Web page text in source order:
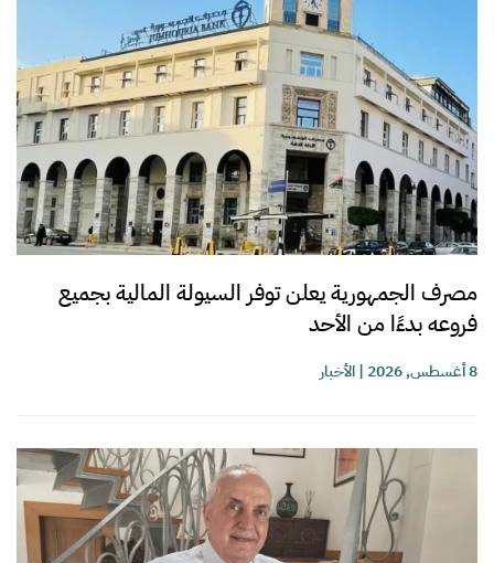
مصرف الجمهورية يعلن توفر السيولة المالية بجميع
فروعه بدءًا من الأحد
8 أغسطس, 2026 |الأخبار